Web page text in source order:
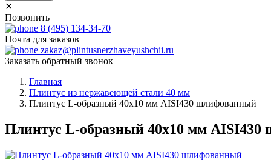
✕
Позвонить
8 (495) 134-34-70
Почта для заказов
zakaz@plintusnerzhaveyushchii.ru
Заказать обратный звонок
Главная
Плинтус из нержавеющей стали 40 мм
Плинтус L-образный 40х10 мм AISI430 шлифованный
Плинтус L-образный 40х10 мм